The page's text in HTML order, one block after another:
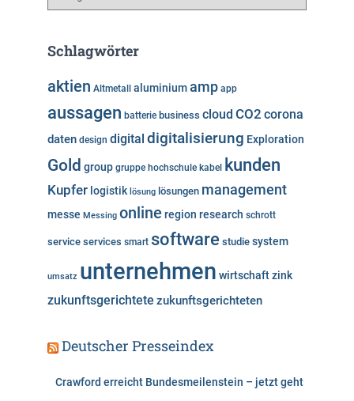
g
r
i
n
Schlagwörter
aktien Altmetall aluminiumamp app
aussagen batterie business cloud CO2 corona
daten design digital digitalisierung Exploration
Gold group gruppe hochschule kabel kunden
Kupfer logistik lösung lösungen management
messe Messing online region research schrott
service services smart software studie system
umsatz unternehmen wirtschaftzink
zukunftsgerichtete zukunftsgerichteten
Deutscher Presseindex
Crawford erreicht Bundesmeilenstein – jetzt geht